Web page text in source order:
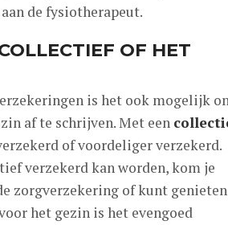
de fysiotherapeut.
OF HET
is het ook mogelijk
af te schrijven. Met een
of voordeliger verzekerd.
verzekerd kan worden, kom je
zorgverzekering of kunt genieten
het gezin is het evengoed